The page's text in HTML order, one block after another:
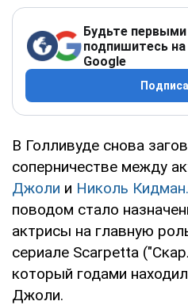
Будьте первыми
подпишитесь на
Google
В Голливуде снова
соперничестве между
Джоли и Николь Кидман.
поводом стало
актрисы на главную
сериале Scarpetta
который годами
Джоли.